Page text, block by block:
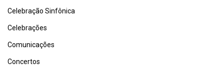
Celebração Sinfônica
Celebrações
Comunicações
Concertos